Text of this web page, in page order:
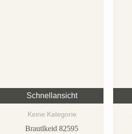
Schnellansicht
Keine Kategorie
Brautlkeid 82595